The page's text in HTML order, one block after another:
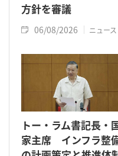
方針を審議
06/08/2026 ニュース
トー・ラム書記長・
家主席 インフラ整